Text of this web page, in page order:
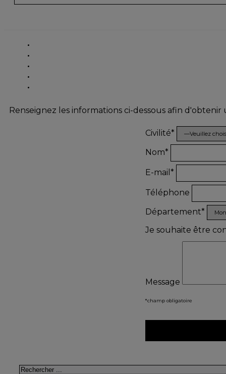
Renseignez les informations ci-dessous afin
Civilité*
Nom*
E-mail*
Téléphone
Département*
Je souhaite être
Message
*champ obligatoire
Rechercher